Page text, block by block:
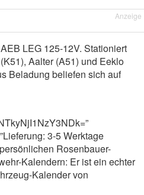
Anzeige
LEG 125-12V. Stationiert
Aalter (A51) und Eeklo
Beladung beliefen sich auf
3-5 Werktage
Rosenbauer-
Kalendern: Er ist ein echter
Kalender von